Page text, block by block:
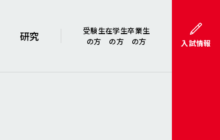
研究
受験生
の方
在学生
の方
卒業生
の方
入試情報